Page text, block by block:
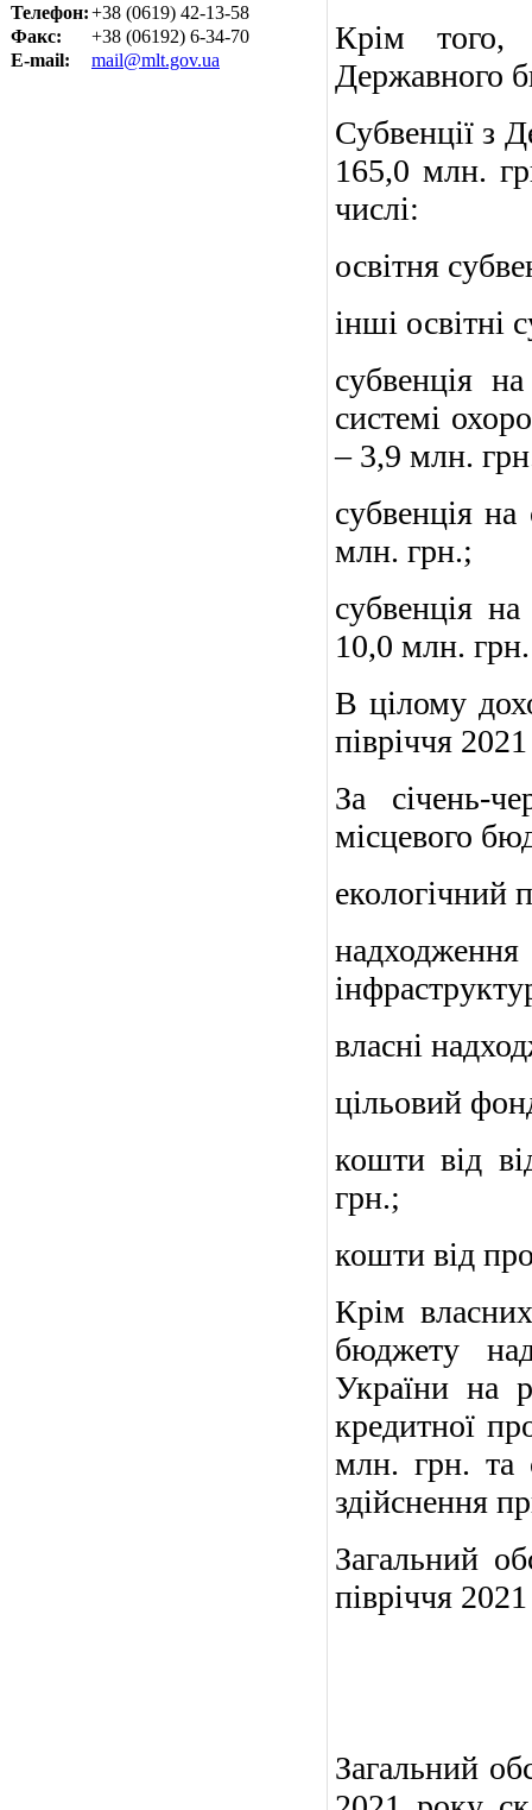
Телефон:+38 (0619) 42-13-58
Факс:
+38 (06192) 6-34-70
E-mail:
mail@mlt.gov.ua
Крім того,
Державного
Субвенції з
165,0 млн.
числі:
освітня
інші освітні
субвенція
системі
– 3,9 млн.
субвенція
млн. грн.;
субвенція
10,0 млн. грн.
В цілому
півріччя2021
За січень-
місцевого
екологічний
власні
цільовий
кошти від
грн.;
кошти від
Крім
бюджету
України на
кредитної
млн. грн. та
здійснення
Загальний
півріччя2021
Загальний